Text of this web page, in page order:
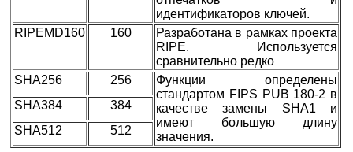
идентификаторов ключей.
RIPEMD160
160
Разработана в рамках проекта
RIPE. Используется
сравнительно редко
SHA256
256
Функции определены
стандартом FIPS PUB 180-2 в
качестве замены SHA1 и
имеют большую длину
значения.
SHA384
384
SHA512
512